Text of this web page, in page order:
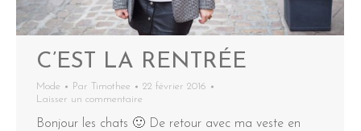
C’EST LA RENTRÉE
Mode Par Timothee
22 février 2016
Laisser un commentaire
Bonjour les chats 🙂 De retour avec ma veste en